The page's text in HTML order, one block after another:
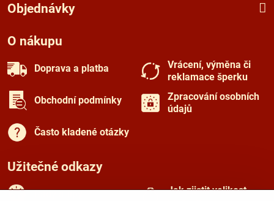
Objednávky
O nákupu
Doprava a platba
Vrácení, výměna či
reklamace šperku
Obchodní podmínky
Zpracování osobních
údajů
Často kladené otázky
Užitečné odkazy
Rady a tipy
Jak zjistit velikost